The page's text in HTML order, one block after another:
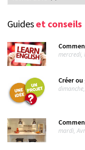
dans
Guideset conseils
mercredi,
Créer
mardi,